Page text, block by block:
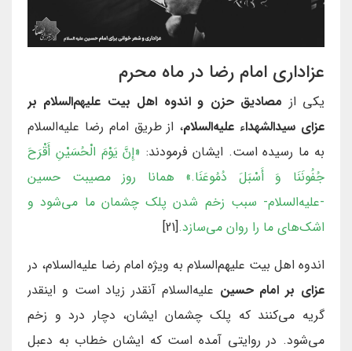
عزاداری امام رضا در ماه محرم
یکی از مصادیق حزن و اندوه اهل بیت علیهم‌السلام بر
عزای سیدالشهداء علیه‌السلام، از طریق امام رضا علیه‌السلام
به ما رسیده است. ایشان فرمودند: «إِنَّ يَوْمَ الْحُسَيْنِ أَقْرَحَ
جُفُونَنَا وَ أَسْبَلَ دُمُوعَنَا.»
همانا روز مصیبت حسین
-علیه‌السلام- سبب زخم شدن پلک چشمان ما می‌شود و
اشک‌های ما را روان می‌سازد.[21]
اندوه اهل بیت علیهم‌السلام به ویژه امام رضا علیه‌السلام، در
عزای بر امام حسین علیه‌السلام آنقدر زیاد است و اینقدر
گریه می‌کنند که پلک چشمان ایشان، دچار درد و زخم
می‌شود. در روایتی آمده است که ایشان خطاب به دعبل